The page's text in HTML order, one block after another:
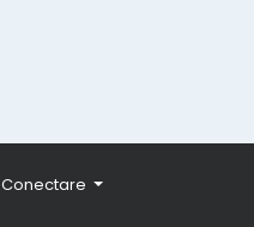
Conectare